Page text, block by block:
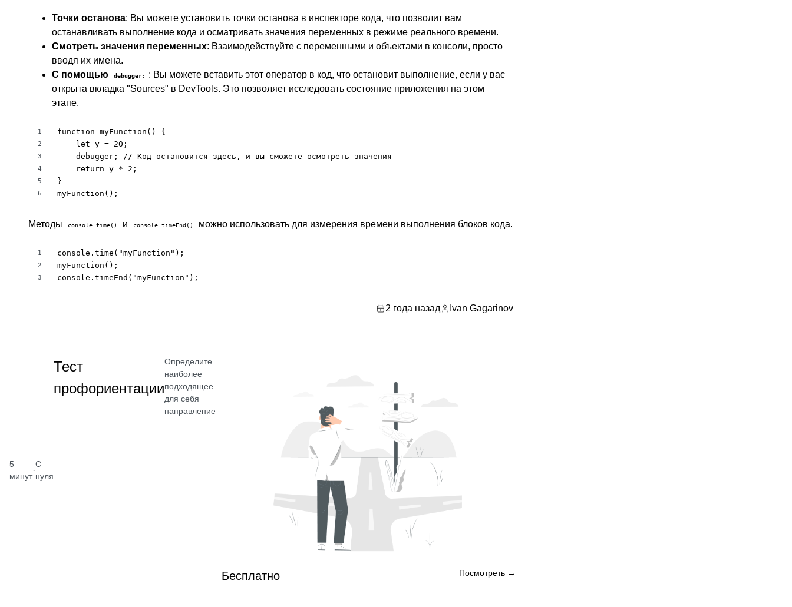
Точки останова: Вы можете установить точки останова в инспекторе кода, что позволит вам
останавливать выполнение кода и осматривать значения переменных в режиме реального времени.
Смотреть значения переменных: Взаимодействуйте с переменными и объектами в консоли, просто
вводя их имена.
С помощью
debugger;
: Вы можете вставить этот оператор в код, что остановит выполнение, если у вас
открыта вкладка "Sources" в DevTools. Это позволяет исследовать состояние приложения на этом
этапе.
1
2
3
4
5
6
function myFunction() {
    let y = 20;
    debugger; // Код остановится здесь, и вы сможете осмотреть значения
    return y * 2;
}
myFunction();
Методы console.time() и console.timeEnd() можно использовать для измерения времени выполнения блоков кода.
1
2
3
console.time("myFunction");
myFunction();
console.timeEnd("myFunction");
2 года назад Ivan Gagarinov
5
минут
·
С
нуля
Тест
профориентации
Определите
наиболее
подходящее
для себя
направление
Бесплатно Посмотреть →